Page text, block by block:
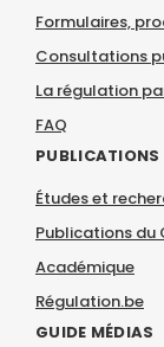
Formulaires,
Consultations
La régulation
FAQ
PUBLICATIONS
Études et
Publications du
Académique
Régulation.be
GUIDE MÉDIAS